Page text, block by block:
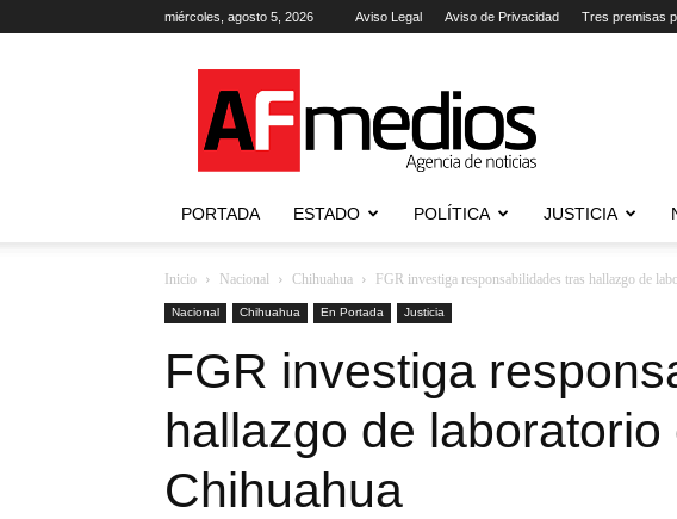
miércoles, agosto 5, 2026 Aviso Legal Aviso de Privacidad Tres premisas
Agencia
de
Noticias
PORTADA ESTADO POLÍTICA JUSTICIA
Inicio Nacional Chihuahua FGR investiga responsabilidades tras hallazgo de
Nacional Chihuahua En Portada Justicia
FGR investiga
hallazgo de
Chihuahua